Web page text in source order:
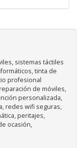
sistemas táctiles
tinta de
profesional
de móviles,
personalizada,
redes wifi seguras,
peritajes,
ocasión,